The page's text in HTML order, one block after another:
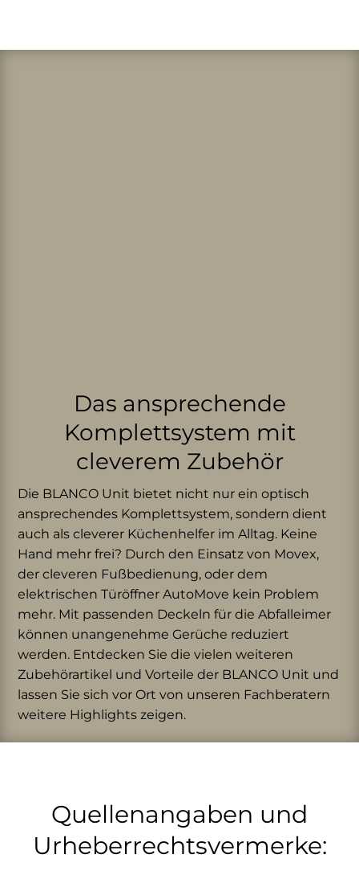
Das ansprechende
Komplettsystem mit
cleverem Zubehör
Die BLANCO Unit bietet nicht nur ein optisch
ansprechendes Komplettsystem, sondern dient
auch als cleverer Küchenhelfer im Alltag. Keine
Hand mehr frei? Durch den Einsatz von Movex,
der cleveren Fußbedienung, oder dem
elektrischen Türöffner AutoMove kein Problem
mehr. Mit passenden Deckeln für die Abfalleimer
können unangenehme Gerüche reduziert
werden. Entdecken Sie die vielen weiteren
Zubehörartikel und Vorteile der BLANCO Unit und
lassen Sie sich vor Ort von unseren Fachberatern
weitere Highlights zeigen.
Quellenangaben und
Urheberrechtsvermerke: